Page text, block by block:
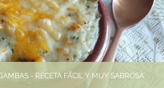
- RECETA FÁCIL Y MUY SABROSA